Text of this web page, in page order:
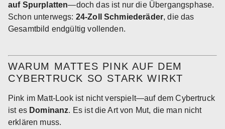
auf Spurplatten—doch das ist nur die Übergangsphase.
Schon unterwegs: 24-Zoll Schmiederäder, die das
Gesamtbild endgültig vollenden.
WARUM MATTES PINK AUF DEM
CYBERTRUCK SO STARK WIRKT
Pink im Matt-Look ist nicht verspielt—auf dem Cybertruck
ist es Dominanz. Es ist die Art von Mut, die man nicht
erklären muss.